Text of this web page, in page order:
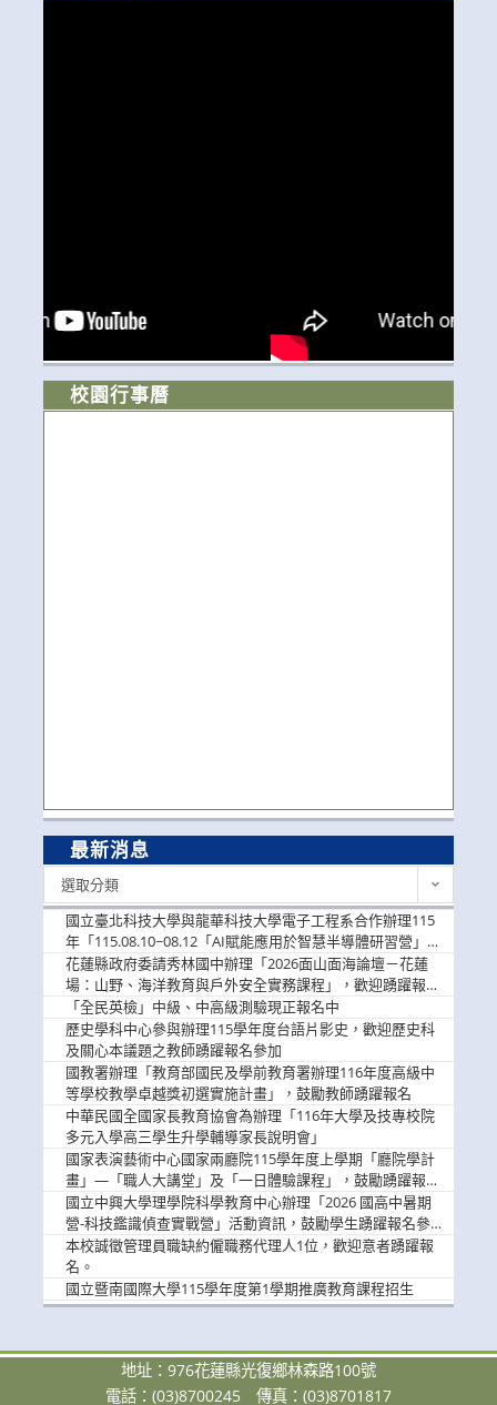
校園行事曆
最新消息
選取分類
國立臺北科技大學與龍華科技大學電子工程系合作辦理115
年「115.08.10~08.12「AI賦能應用於智慧半導體研習營」，
歡迎學生踴躍報名參加
花蓮縣政府委請秀林國中辦理「2026面山面海論壇－花蓮
場：山野、海洋教育與戶外安全實務課程」，歡迎踴躍報名
參加
「全民英檢」中級、中高級測驗現正報名中
歷史學科中心參與辦理115學年度台語片影史，歡迎歷史科
及關心本議題之教師踴躍報名參加
國教署辦理「教育部國民及學前教育署辦理116年度高級中
等學校教學卓越獎初選實施計畫」，鼓勵教師踴躍報名
中華民國全國家長教育協會為辦理「116年大學及技專校院
多元入學高三學生升學輔導家長說明會」
國家表演藝術中心國家兩廳院115學年度上學期「廳院學計
畫」—「職人大講堂」及「一日體驗課程」，鼓勵踴躍報名
參與。
國立中興大學理學院科學教育中心辦理「2026 國高中暑期
營-科技鑑識偵查實戰營」活動資訊，鼓勵學生踴躍報名參
加。
本校誠徵管理員職缺約僱職務代理人1位，歡迎意者踴躍報
名。
國立暨南國際大學115學年度第1學期推廣教育課程招生
地址：976花蓮縣光復鄉林森路100號
電話：(03)8700245
傳真：(03)8701817